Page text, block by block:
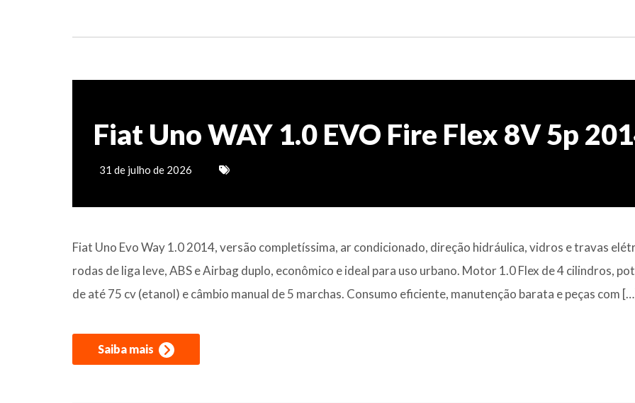
Fiat Uno WAY 1.0 EVO Fire Flex 8V 5p
31 de julho de 2026
Fiat Uno Evo Way 1.0 2014, versão completíssima, ar condicionado, direção hidráulica, vidros e travas
rodas de liga leve, ABS e Airbag duplo, econômico e ideal para uso urbano. Motor 1.0 Flex de 4 cilindros,
de até 75 cv (etanol) e câmbio manual de 5 marchas. Consumo eficiente, manutenção barata e peças com
Saiba mais